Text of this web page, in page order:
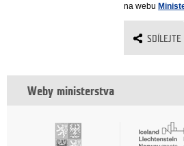
na webu
SDÍLEJTE
Weby ministerstva